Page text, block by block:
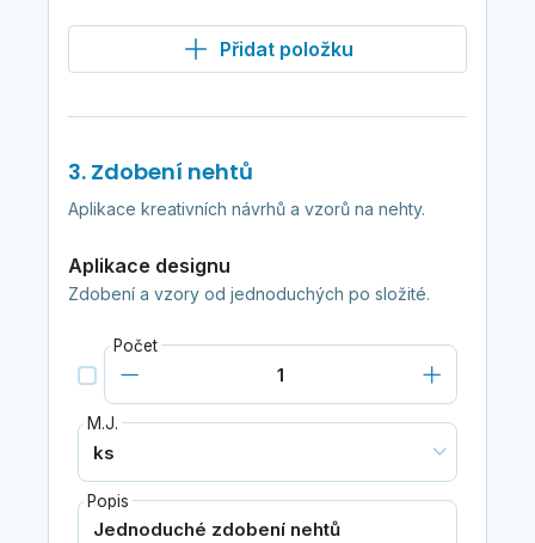
Přidat položku
3. Zdobení nehtů
Aplikace kreativních návrhů a vzorů na nehty.
Aplikace designu
Zdobení a vzory od jednoduchých po složité.
Počet
M.J.
Popis